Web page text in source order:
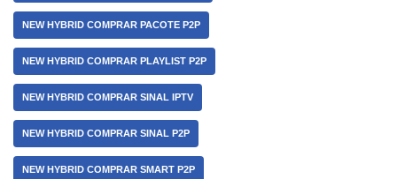
NEW HYBRID COMPRAR PACOTE P2P
NEW HYBRID COMPRAR PLAYLIST P2P
NEW HYBRID COMPRAR SINAL IPTV
NEW HYBRID COMPRAR SINAL P2P
NEW HYBRID COMPRAR SMART P2P